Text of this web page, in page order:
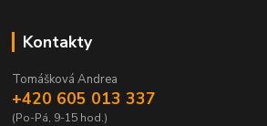
Kontakty
Tomášková Andrea
+420 605 013 337
(Po-Pá, 9-15 hod.)